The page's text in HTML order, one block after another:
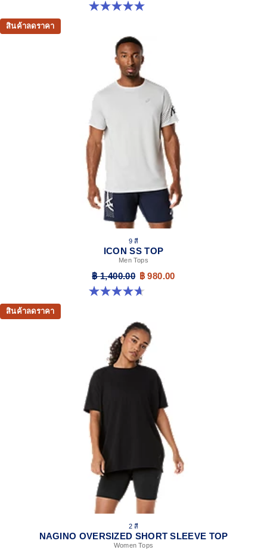
5.0 จาก 5 ดาว 1 รีวิว
สินค้าลดราคา
9 สี
ICON SS TOP
Men Tops
฿ 1,400.00 ฿ 980.00
4.7 จาก 5 ดาว 34 รีวิว
สินค้าลดราคา
2 สี
NAGINO OVERSIZED SHORT SLEEVE TOP
Women Tops